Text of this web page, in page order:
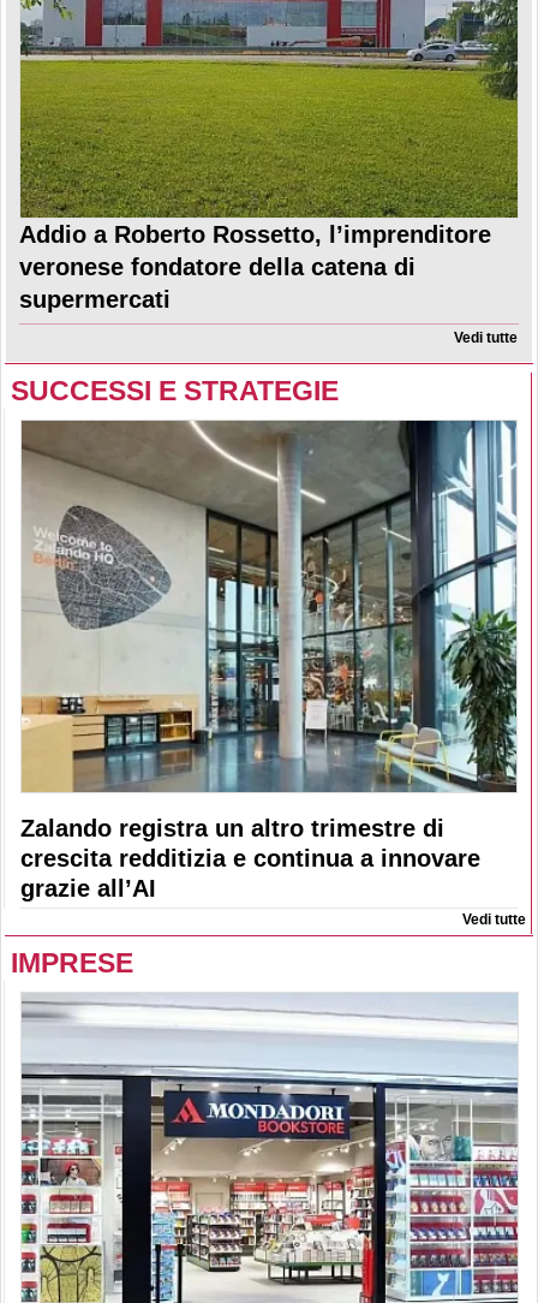
Addio a Roberto Rossetto, l’imprenditore
veronese fondatore della catena di
supermercati
Vedi tutte
SUCCESSI E STRATEGIE
Zalando registra un altro trimestre di
crescita redditizia e continua a innovare
grazie all’AI
Vedi tutte
IMPRESE